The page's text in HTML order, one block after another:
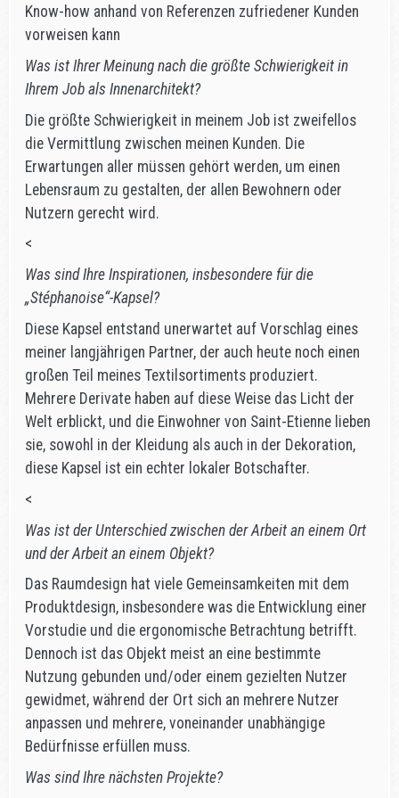
Know-how anhand von Referenzen zufriedener Kunden
vorweisen kann
Was ist Ihrer Meinung nach die größte Schwierigkeit in
Ihrem Job als Innenarchitekt?
Die größte Schwierigkeit in meinem Job ist zweifellos
die Vermittlung zwischen meinen Kunden. Die
Erwartungen aller müssen gehört werden, um einen
Lebensraum zu gestalten, der allen Bewohnern oder
Nutzern gerecht wird.
<
Was sind Ihre Inspirationen, insbesondere für die
„Stéphanoise“-Kapsel?
Diese Kapsel entstand unerwartet auf Vorschlag eines
meiner langjährigen Partner, der auch heute noch einen
großen Teil meines Textilsortiments produziert.
Mehrere Derivate haben auf diese Weise das Licht der
Welt erblickt, und die Einwohner von Saint-Etienne lieben
sie, sowohl in der Kleidung als auch in der Dekoration,
diese Kapsel ist ein echter lokaler Botschafter.
<
Was ist der Unterschied zwischen der Arbeit an einem Ort
und der Arbeit an einem Objekt?
Das Raumdesign hat viele Gemeinsamkeiten mit dem
Produktdesign, insbesondere was die Entwicklung einer
Vorstudie und die ergonomische Betrachtung betrifft.
Dennoch ist das Objekt meist an eine bestimmte
Nutzung gebunden und/oder einem gezielten Nutzer
gewidmet, während der Ort sich an mehrere Nutzer
anpassen und mehrere, voneinander unabhängige
Bedürfnisse erfüllen muss.
Was sind Ihre nächsten Projekte?